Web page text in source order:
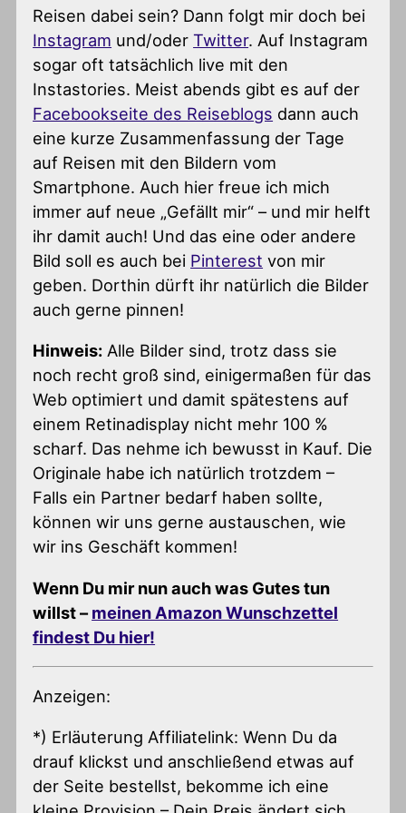
Reisen dabei sein? Dann folgt mir doch bei
Instagram und/oderTwitter. Auf Instagram
sogar oft tatsächlich live mit den
Instastories. Meist abends gibt es auf der
Facebookseite des Reiseblogs dann auch
eine kurze Zusammenfassung der Tage
auf Reisen mit den Bildern vom
Smartphone. Auch hier freue ich mich
immer auf neue „Gefällt mir“ – und mir helft
ihr damit auch! Und das eine oder andere
Bild soll es auch bei Pinterest von mir
geben. Dorthin dürft ihr natürlich die Bilder
auch gerne pinnen!
Hinweis: Alle Bilder sind, trotz dass sie
noch recht groß sind, einigermaßen für das
Web optimiert und damit spätestens auf
einem Retinadisplay nicht mehr 100 %
scharf. Das nehme ich bewusst in Kauf. Die
Originale habe ich natürlich trotzdem –
Falls ein Partner bedarf haben sollte,
können wir uns gerne austauschen, wie
wir ins Geschäft kommen!
Wenn Du mir nun auch was Gutes tun
willst –meinen Amazon Wunschzettel
findest Du hier!
Anzeigen:
*) Erläuterung Affiliatelink: Wenn Du da
drauf klickst und anschließend etwas auf
der Seite bestellst, bekomme ich eine